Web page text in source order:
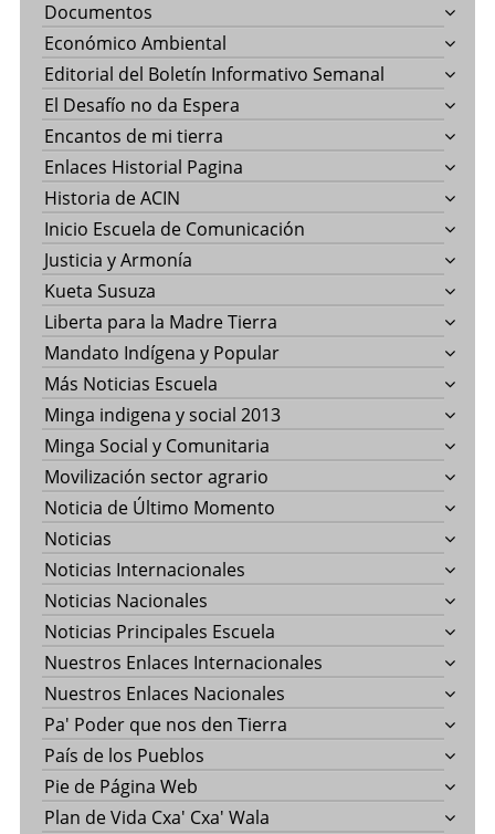
Documentos
Económico Ambiental
Editorial del Boletín Informativo Semanal
El Desafío no da Espera
Encantos de mi tierra
Enlaces Historial Pagina
Historia de ACIN
Inicio Escuela de Comunicación
Justicia y Armonía
Kueta Susuza
Liberta para la Madre Tierra
Mandato Indígena y Popular
Más Noticias Escuela
Minga indigena y social 2013
Minga Social y Comunitaria
Movilización sector agrario
Noticia de Último Momento
Noticias
Noticias Internacionales
Noticias Nacionales
Noticias Principales Escuela
Nuestros Enlaces Internacionales
Nuestros Enlaces Nacionales
Pa' Poder que nos den Tierra
País de los Pueblos
Pie de Página Web
Plan de Vida Cxa' Cxa' Wala